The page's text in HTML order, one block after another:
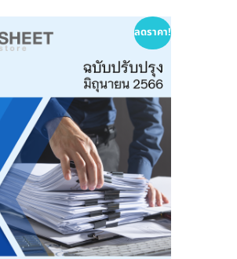
options
be
chosen
on
the
product
page
ลดราคา!